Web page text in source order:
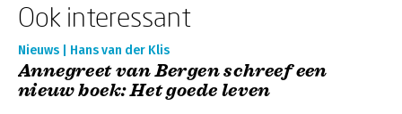
Ook interessant
Nieuws | Hans van der Klis
Annegreet van Bergen schreef een
nieuw boek: Het goede leven